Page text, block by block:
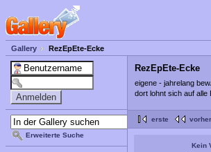
Gallery RezEpEte-Ecke
Erweiterte Suche
RezEpEte-Ecke
eigene - jahrelang
dort lohnt sich auf alle
erste
Kein